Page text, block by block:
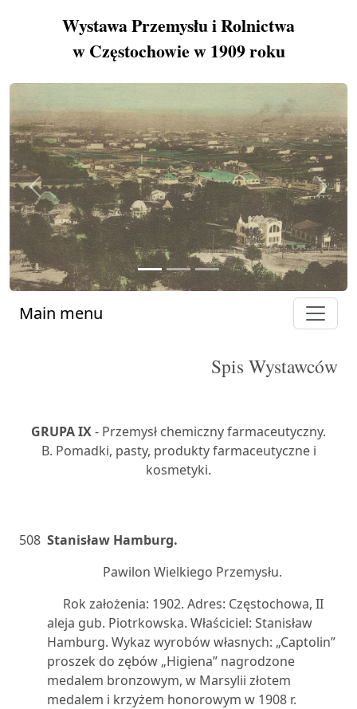
Wystawa Przemysłu i Rolnictwa
w Częstochowie w 1909 roku
Previous Next
Main menu
Spis Wystawców
GRUPA IX- Przemysł chemiczny farmaceutyczny.
B. Pomadki, pasty, produkty farmaceutyczne i
kosmetyki.
508 Stanisław Hamburg.
Pawilon Wielkiego Przemysłu.
Rok założenia: 1902. Adres: Częstochowa, II
aleja gub. Piotrkowska. Właściciel: Stanisław
Hamburg. Wykaz wyrobów własnych: „Captolin”
proszek do zębów „Higiena” nagrodzone
medalem bronzowym, w Marsylii złotem
medalem i krzyżem honorowym w 1908 r.